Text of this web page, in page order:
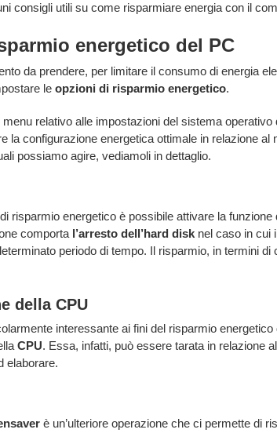
consigli utili su come risparmiare energia con il
energetico del PC
da prendere, per limitare il consumo di energia
le opzioni di risparmio energetico.
menu relativo alle impostazioni del sistema
la configurazione energetica ottimale in relazione al
possiamo agire, vediamoli in dettaglio.
risparmio energetico è possibile attivare la funzione
comporta l’arresto dell’hard disknel caso in cui
periodo di tempo. Il risparmio, in termini di
della CPU
interessante ai fini del risparmio
CPU. Essa, infatti, può essere tarata in relazione
elaborare.
è un’ulteriore operazione che ci permette di